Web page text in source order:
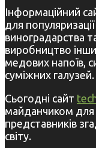
Інформаційний
для
виноградарства
виробництво
медових напоїв,
суміжних галузей.
Сьогодні сайт
майданчиком для
представників
світу.